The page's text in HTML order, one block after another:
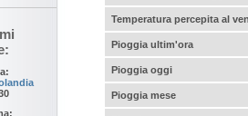
Temperatura percepita al
Pioggia ultim'ora
Pioggia oggi
Pioggia mese